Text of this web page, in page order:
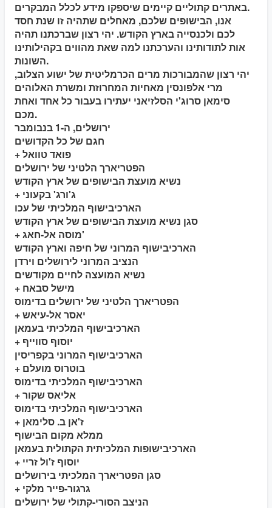
באתרים קתוליים קיימים שיספקו מידע לכלל המבקרים.
אנו, הבישופים שלכם, מאחלים שתהיה זו שנת חסד
לכם ולכנסייה בארץ הקודש. יהי רצון שברכתנו תהיה
אות לתודותינו והערכתנו למה שאת מהווים בקהילותינו
השונות.
יהי רצון שהמבורכות מרים הכרמליטית של ישוע הצלוב,
מרי אלפונסין מאחיות המחרוזת ומשרת האלוהים
סימאן סרוג'י הסלזיאני יעתירו בעבור כל אחד ואחת
מכם.
ירושלים, ה-1 בנבומבר
חגם של כל הקדושים
+ פואד טוואל
הפטריארך הלטיני של ירושלים
נשיא מועצת הבישופים של ארץ הקודש
+ ג'ורג' בקעוני
הארכיבישוף המלכיתי של עכו
סגן נשיא מועצת הבישופים של ארץ הקודש
+ מוסה אל-חאג'
הארכיבישוף המרוני של חיפה וארץ הקודש
הנציב המרוני לירושלים וירדן
נשיא המועצה לחיים מקודשים
+ מישל סבאח
הפטריארך הלטיני של ירושלים בדימוס
+ יאסר אל-עיאש
הארכיבישוף המלכיתי בעמאן
+ יוסוף סווייף
הארכיבישוף המרוני בקפריסין
+ בוטרוס מועלם
הארכיבישוף המלכיתי בדימוס
+ אליאס שקור
הארכיבישוף המלכיתי בדימוס
+ ז'אן ב. סלימאן
ממלא מקום הבישוף
הארכיבישופות המלכיתית הקתולית בעמאן
+ יוסוף ז'ול זריי
סגן הפטריארך המלכיתי בירושלים
+ גרגור-פייר מלקי
הניצב הסורי-קתולי של ירושלים